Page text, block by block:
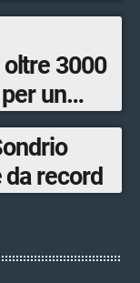
3000
un
da record